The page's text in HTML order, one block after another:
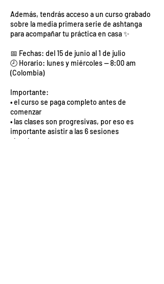
Además, tendrás acceso a un curso grabado
sobre la media primera serie de ashtanga
para acompañar tu práctica en casa ✨
📅 Fechas: del 15 de junio al 1 de julio
🕗 Horario: lunes y miércoles — 8:00 am
(Colombia)
Importante:
• el curso se paga completo antes de
comenzar
• las clases son progresivas, por eso es
importante asistir a las 6 sesiones
• las clases no se reponen